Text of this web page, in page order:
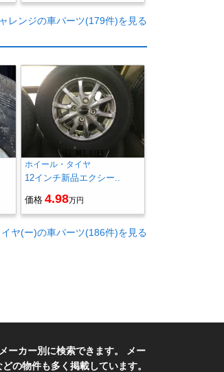
レンジの車パーツ(179件)を見る
ホイール・タイヤ
12インチ新品エクシー..
価格 4.98万円
ヤ(ー)の車パーツ(186件)を見る
ーカー別に検索できます。 メー
の物件も多く掲載しています。